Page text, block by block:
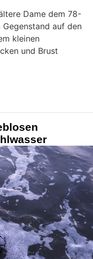
Dame dem 78-
auf den
kleinen
und Brust